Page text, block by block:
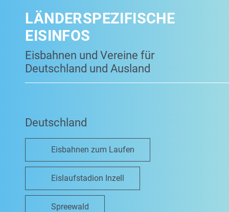
LÄNDERSPEZIFISCHE
EISINFOS
Eisbahnen und Vereine für
Deutschland und Ausland
Deutschland
Eisbahnen zum Laufen
Eislaufstadion Inzell
Spreewald